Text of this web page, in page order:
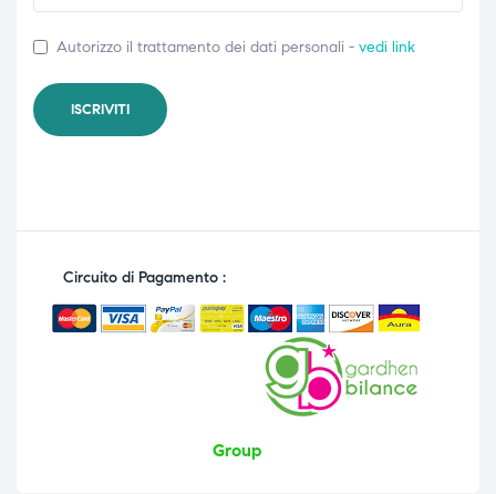
Autorizzo il trattamento dei dati personali - vedi link
Circuito di Pagamento :
Group